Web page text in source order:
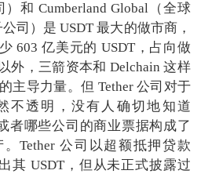
）和 Cumberland Global（全球
司）是 USDT 最大的做市商，
603 亿美元的 USDT，占向做
外，三箭资本和 Delchain 这样
主导力量。但 Tether 公司对于
不透明，没有人确切地知道
者哪些公司的商业票据构成了
Tether 公司以超额抵押贷款
其 USDT，但从未正式披露过